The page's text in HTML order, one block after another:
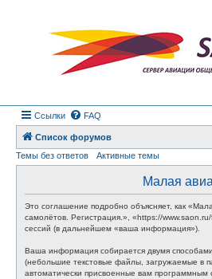
Ссылки FAQ
Список форумов
Темы без ответов
Активные темы
Малая
Это соглашение подробно объясняет, как
самолётов. Регистрация.», «https://
сессий (в дальнейшем «ваша информация»).
Ваша информация собирается двумя
(небольшие текстовые файлы, загружаемые в
автоматически присвоенные вам